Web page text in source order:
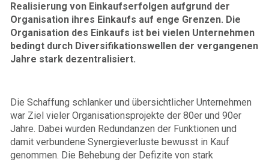
Realisierung von Einkaufserfolgen aufgrund der
Organisation ihres Einkaufs auf enge Grenzen. Die
Organisation des Einkaufs ist bei vielen Unternehmen
bedingt durch Diversifikationswellen der vergangenen
Jahre stark dezentralisiert.
Die Schaffung schlanker und übersichtlicher Unternehmen
war Ziel vieler Organisationsprojekte der 80er und 90er
Jahre. Dabei wurden Redundanzen der Funktionen und
damit verbundene Synergieverluste bewusst in Kauf
genommen. Die Behebung der Defizite von stark